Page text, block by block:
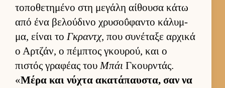
τοποθετημένο στη μεγάλη αί­θουσα κάτω
από ένα βελού­δινο χρυσοΰφαντο κάλυμ­
μα, εί­ναι το Γκραντχ, που συνέταξε αρ­χικά
ο Αρ­τζάν, ο πέμ­πτος γκου­ρού, και ο
πιστός γραφέας τουΜπάι Γκουρ­ντάς.
«Μέρα και νύχτα ακατάπαυ­στα, σαν να